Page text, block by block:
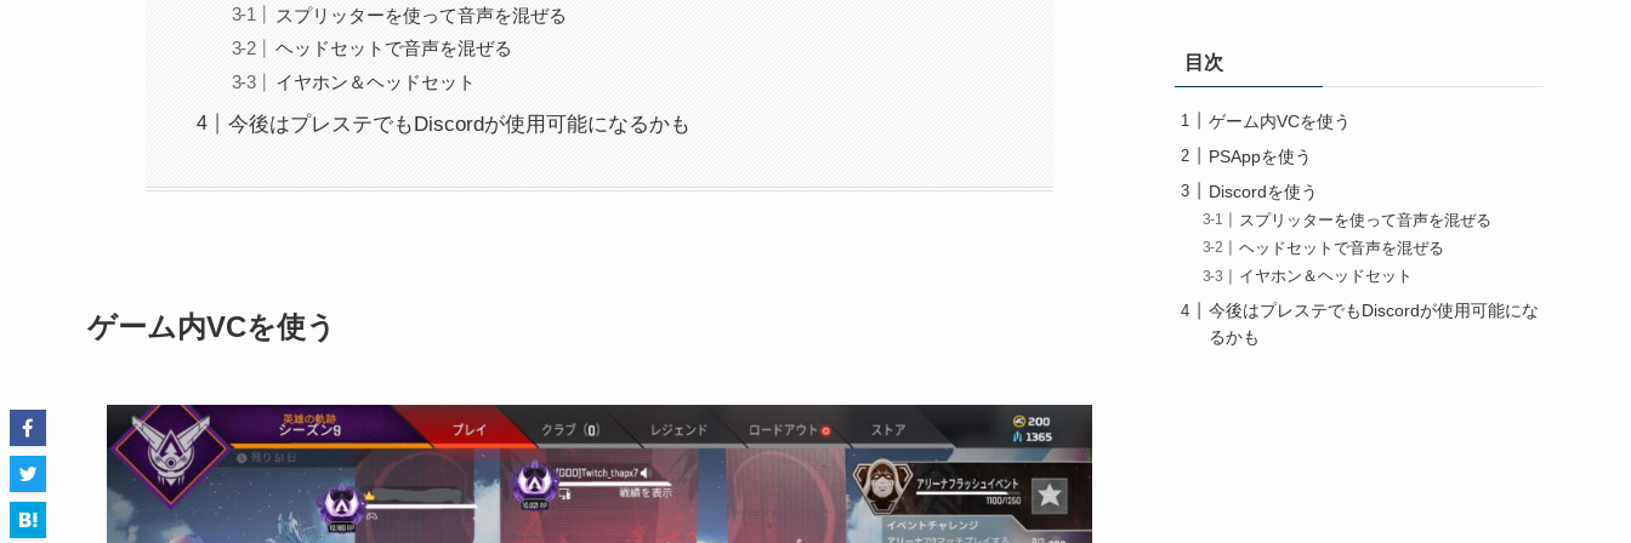
スプリッターを使って音声を混ぜる
ヘッドセットで音声を混ぜる
イヤホン＆ヘッドセット
今後はプレステでもDiscordが使用可能になるかも
ゲーム内VCを使う
目次
ゲーム内VCを使う
PSAppを使う
Discordを使う
スプリッターを使って音声を混ぜる
ヘッドセットで音声を混ぜる
イヤホン＆ヘッドセット
今後はプレステでもDiscordが使用可能にな
るかも